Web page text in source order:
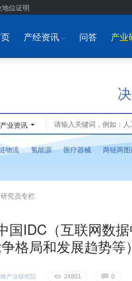
位证明
产经资讯 I 问答 产业
产业资讯
物流 氢能源 医疗器械 两链两
研究员专栏
国IDC（互联网数
格局和发展趋势等）
产业研究院 E 24801 G 0